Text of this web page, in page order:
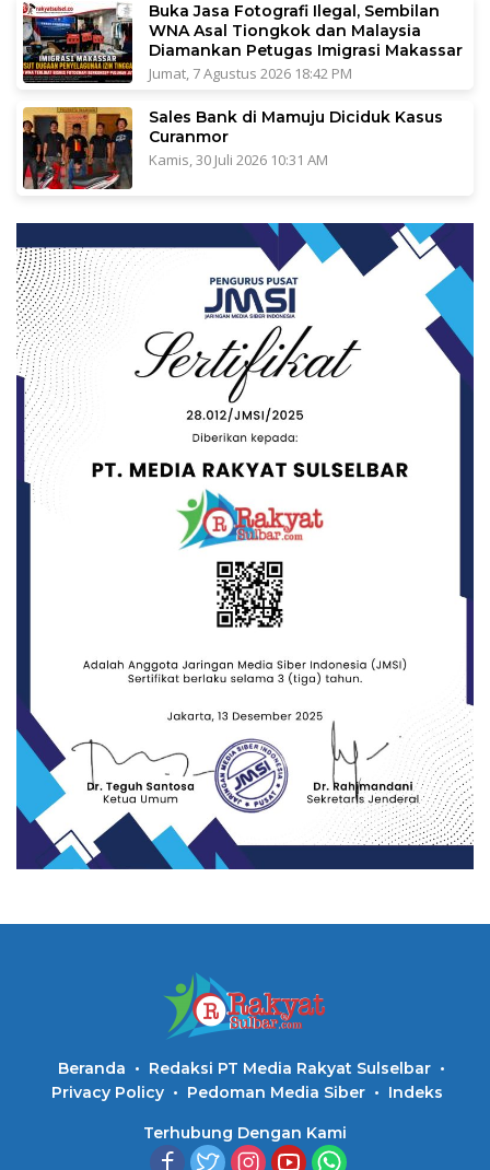
Buka Jasa Fotografi Ilegal, Sembilan
WNA Asal Tiongkok dan Malaysia
Diamankan Petugas Imigrasi Makassar
Jumat, 7 Agustus 2026 18:42 PM
Sales Bank di Mamuju Diciduk Kasus
Curanmor
Kamis, 30 Juli 2026 10:31 AM
Beranda
Redaksi PT Media Rakyat Sulselbar
Privacy Policy
Pedoman Media Siber Indeks
Terhubung Dengan Kami